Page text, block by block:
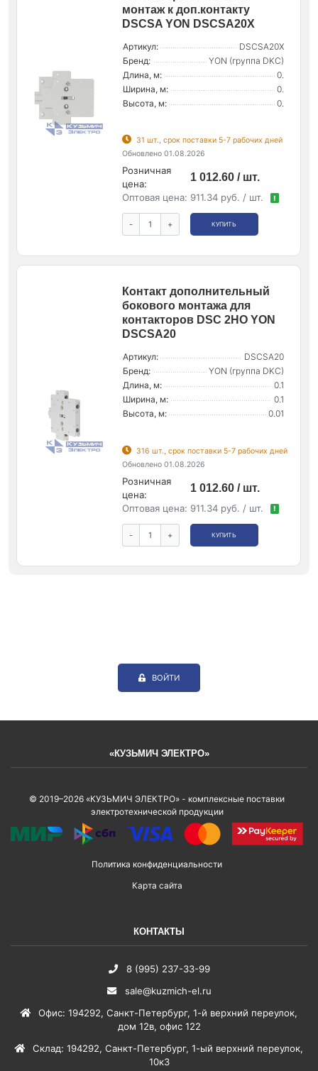
монтаж к доп.контакту
DSCSA YON DSCSA20X
Артикул:
DSCSA20X
Бренд:
YON (группа DKC)
Длина, м:
0.
Ширина, м:
0.
Высота, м:
0.
31 шт., срок поставки 5-7 рабочих дней
Обновлено 01.08.2026
Розничная
цена:
1 012.60 / шт.
Оптовая цена: 911.34 руб. / шт. !
- + КУПИТЬ
Контакт дополнительный
бокового монтажа для
контакторов DSC 2НО YON
DSCSA20
Артикул:
DSCSA20
Бренд:
YON (группа DKC)
Длина, м:
0.1
Ширина, м:
0.1
Высота, м:
0.01
316 шт., срок поставки 5-7 рабочих дней
Обновлено 01.08.2026
Розничная
цена:
1 012.60 / шт.
Оптовая цена: 911.34 руб. / шт. !
- + КУПИТЬ
ВОЙТИ
«КУЗЬМИЧ ЭЛЕКТРО»
© 2019–2026 «КУЗЬМИЧ ЭЛЕКТРО» - комплексные поставки
электротехнической продукции
Политика конфиденциальности
Карта сайта
КОНТАКТЫ
8 (995) 237-33-99
sale@kuzmich-el.ru
Офис: 194292, Санкт-Петербург, 1-й верхний переулок,
дом 12в, офис 122
Склад: 194292, Санкт-Петербург, 1-ый верхний переулок,
10к3